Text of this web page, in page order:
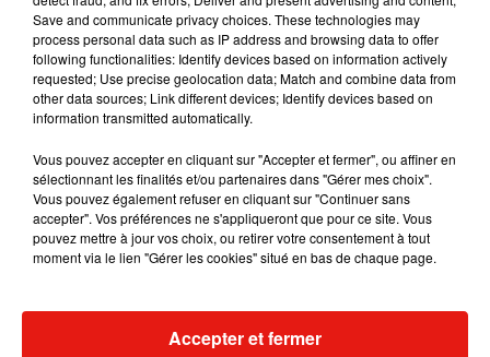
Even the brutal devastation suffered in Puerto Rico
isn’t dampening the spirit or resolve of its resilient
citizens. They are filled with joy, hope and positive
#HurricaneRelief �x!Èx!Èx!Èx!�
Save and communicate privacy choices. These technologies may
process personal data such as IP address and browsing data to offer
following functionalities: Identify devices based on information actively
requested; Use precise geolocation data; Match and combine data from
other data sources; Link different devices; Identify devices based on
information transmitted automatically.
Vous pouvez accepter en cliquant sur "Accepter et fermer", ou affiner en
sélectionnant les finalités et/ou partenaires dans "Gérer mes choix".
Vous pouvez également refuser en cliquant sur "Continuer sans
accepter". Vos préférences ne s'appliqueront que pour ce site. Vous
pouvez mettre à jour vos choix, ou retirer votre consentement à tout
moment via le lien "Gérer les cookies" situé en bas de chaque page.
Accepter et fermer